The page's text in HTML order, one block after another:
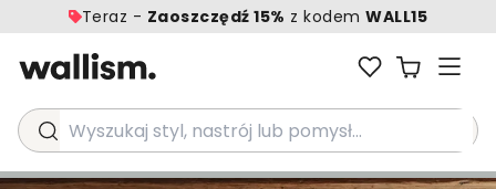
Teraz - Zaoszczędź 15% z kodemWALL15
Wyszukaj styl, nastrój lub pomysł...